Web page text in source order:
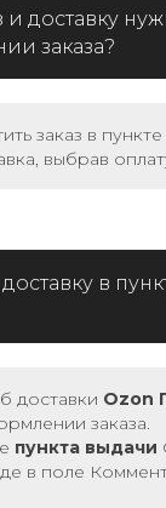
и доставку
заказа?
заказ в
выбрав
в
доставки Ozon
заказа.
пункта выдачи
в поле